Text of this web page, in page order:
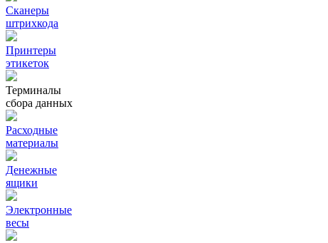
Сканеры
штрихкода
Принтеры
этикеток
Терминалы
сбора данных
Расходные
материалы
Денежные
ящики
Электронные
весы